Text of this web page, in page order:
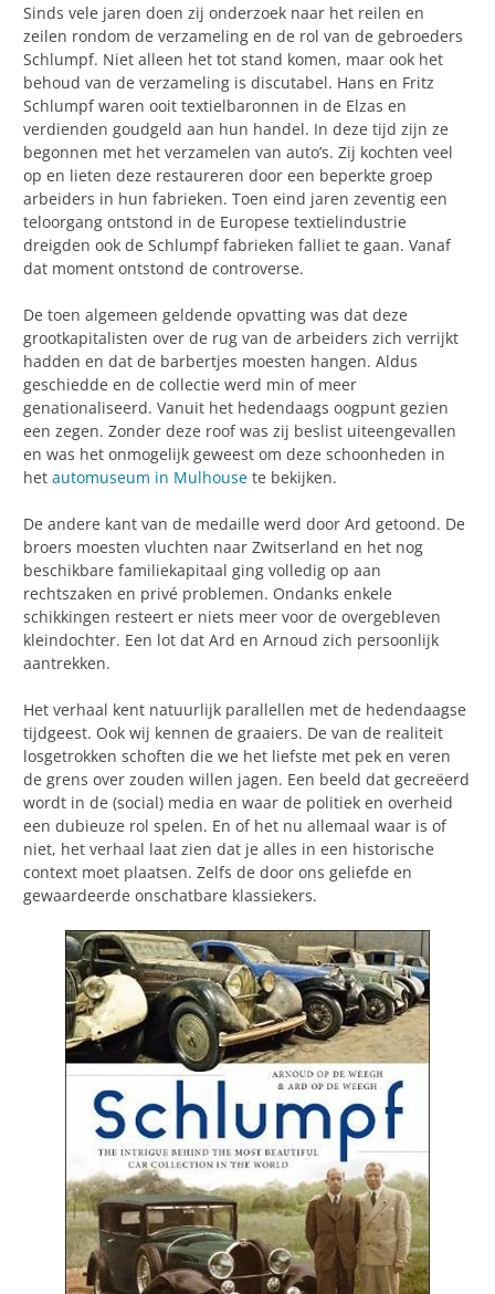
Sinds vele jaren doen zij onderzoek naar het reilen en
zeilen rondom de verzameling en de rol van de gebroeders
Schlumpf. Niet alleen het tot stand komen, maar ook het
behoud van de verzameling is discutabel. Hans en Fritz
Schlumpf waren ooit textielbaronnen in de Elzas en
verdienden goudgeld aan hun handel. In deze tijd zijn ze
begonnen met het verzamelen van auto’s. Zij kochten veel
op en lieten deze restaureren door een beperkte groep
arbeiders in hun fabrieken. Toen eind jaren zeventig een
teloorgang ontstond in de Europese textielindustrie
dreigden ook de Schlumpf fabrieken falliet te gaan. Vanaf
dat moment ontstond de controverse.
De toen algemeen geldende opvatting was dat deze
grootkapitalisten over de rug van de arbeiders zich verrijkt
hadden en dat de barbertjes moesten hangen. Aldus
geschiedde en de collectie werd min of meer
genationaliseerd. Vanuit het hedendaags oogpunt gezien
een zegen. Zonder deze roof was zij beslist uiteengevallen
en was het onmogelijk geweest om deze schoonheden in
het automuseum in Mulhouse te bekijken.
De andere kant van de medaille werd door Ard getoond. De
broers moesten vluchten naar Zwitserland en het nog
beschikbare familiekapitaal ging volledig op aan
rechtszaken en privé problemen. Ondanks enkele
schikkingen resteert er niets meer voor de overgebleven
kleindochter. Een lot dat Ard en Arnoud zich persoonlijk
aantrekken.
Het verhaal kent natuurlijk parallellen met de hedendaagse
tijdgeest. Ook wij kennen de graaiers. De van de realiteit
losgetrokken schoften die we het liefste met pek en veren
de grens over zouden willen jagen. Een beeld dat gecreëerd
wordt in de (social) media en waar de politiek en overheid
een dubieuze rol spelen. En of het nu allemaal waar is of
niet, het verhaal laat zien dat je alles in een historische
context moet plaatsen. Zelfs de door ons geliefde en
gewaardeerde onschatbare klassiekers.